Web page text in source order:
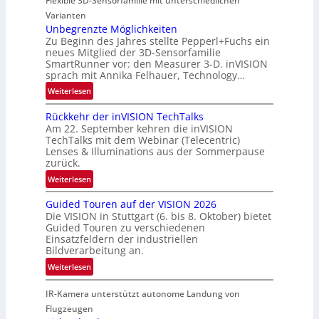
t
-
u
n
d
R
a
u
m
f
a
h
r
t
t
e
c
h
n
i
k
n
t
n
e
r
s
c
h
a
f
t
i
s
c
h
e
n
4
K
-
M
Varianten
Unbegrenzte Möglichkeiten
Zu Beginn des Jahres stellte Pepperl+Fuchs ein
neues Mitglied der 3D-Sensorfamilie
SmartRunner vor: den Measurer 3-D. inVISION
sprach mit Annika Felhauer, Technology…
Weiterlesen:
U
n
b
e
g
r
e
z
t
e
M
ö
g
l
i
Rückkehr der inVISION TechTalks
Am 22. September kehren die inVISION
TechTalks mit dem Webinar (Telecentric)
Lenses & Illuminations aus der Sommerpause
zurück.
Weiterlesen:
R
ü
c
k
k
e
h
d
e
Guided Touren auf der VISION 2026
Die VISION in Stuttgart (6. bis 8. Oktober) bietet
Guided Touren zu verschiedenen
Einsatzfeldern der industriellen
Bildverarbeitung an.
Weiterlesen:
G
u
i
IR-Kamera unterstützt autonome Landung von
Flugzeugen